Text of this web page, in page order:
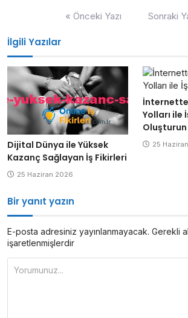
« Önceki Yazı Sonraki
İlgili Yazılar
Dijital Dünya ile Yüksek
Kazanç Sağlayan İş Fikirleri
25 Haziran 2026
Yolları ile
Oluşturun
25
Bir yanıt yazın
E-posta adresiniz yayınlanmayacak. Gerekli
işaretlenmişlerdir